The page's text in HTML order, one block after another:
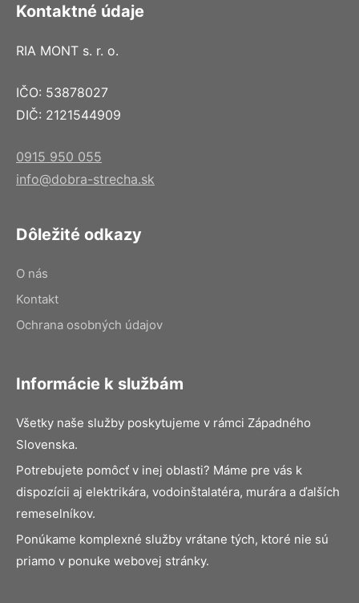
Kontaktné údaje
RIA MONT s. r. o.
IČO: 53878027
DIČ: 2121544909
0915 950 055
info@dobra-strecha.sk
Dôležité odkazy
O nás
Kontakt
Ochrana osobných údajov
Informácie k službám
Všetky naše služby poskytujeme v rámci Západného
Slovenska.
Potrebujete pomôcť v inej oblasti? Máme pre vás k
dispozícii aj elektrikára, vodoinštalatéra, murára a ďalších
remeselníkov.
Ponúkame komplexné služby vrátane tých, ktoré nie sú
priamo v ponuke webovej stránky.